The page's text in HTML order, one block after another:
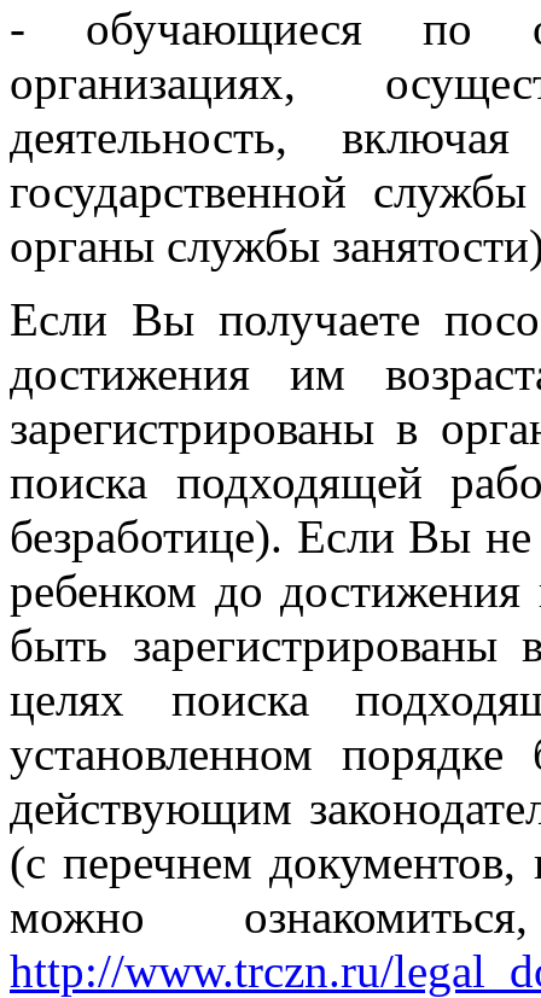
- обучающиеся по
организациях,
деятельность,
государственной
органы службы
Если Вы получаете
достижения им
зарегистрированы в
поиска подходящей
безработице). Если Вы
ребенком до достижения
быть зарегистрированы
целях поиска
установленном порядке
действующим
(с перечнем
можно
http://www.trczn.ru/